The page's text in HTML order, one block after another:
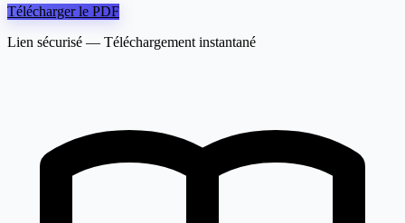
Télécharger le PDF
Lien sécurisé — Téléchargement instantané